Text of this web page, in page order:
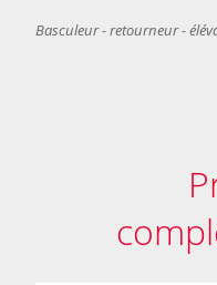
Basculeur - retourneur -
Produits